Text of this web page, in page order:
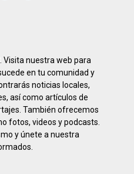
Visita nuestra web para
en tu comunidad y
noticias locales,
así como artículos de
También ofrecemos
fotos, videos y podcasts.
y únete a nuestra